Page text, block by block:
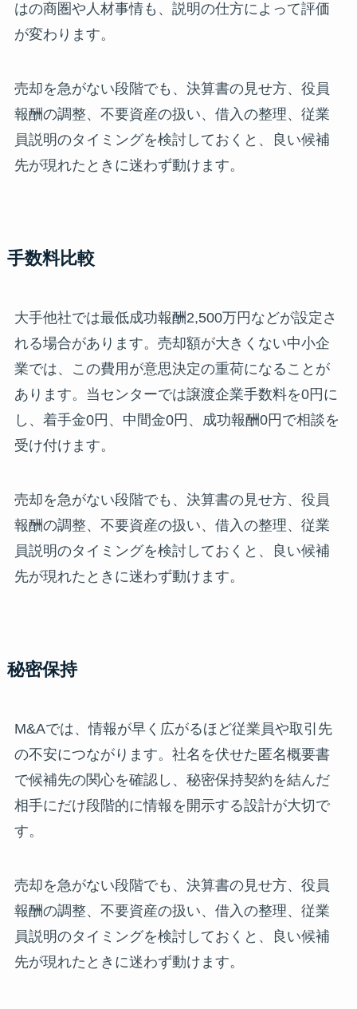
はの商圏や人材事情も、説明の仕方によって評価
が変わります。
売却を急がない段階でも、決算書の見せ方、役員
報酬の調整、不要資産の扱い、借入の整理、従業
員説明のタイミングを検討しておくと、良い候補
先が現れたときに迷わず動けます。
手数料比較
大手他社では最低成功報酬2,500万円などが設定さ
れる場合があります。売却額が大きくない中小企
業では、この費用が意思決定の重荷になることが
あります。当センターでは譲渡企業手数料を0円に
し、着手金0円、中間金0円、成功報酬0円で相談を
受け付けます。
売却を急がない段階でも、決算書の見せ方、役員
報酬の調整、不要資産の扱い、借入の整理、従業
員説明のタイミングを検討しておくと、良い候補
先が現れたときに迷わず動けます。
秘密保持
M&Aでは、情報が早く広がるほど従業員や取引先
の不安につながります。社名を伏せた匿名概要書
で候補先の関心を確認し、秘密保持契約を結んだ
相手にだけ段階的に情報を開示する設計が大切で
す。
売却を急がない段階でも、決算書の見せ方、役員
報酬の調整、不要資産の扱い、借入の整理、従業
員説明のタイミングを検討しておくと、良い候補
先が現れたときに迷わず動けます。